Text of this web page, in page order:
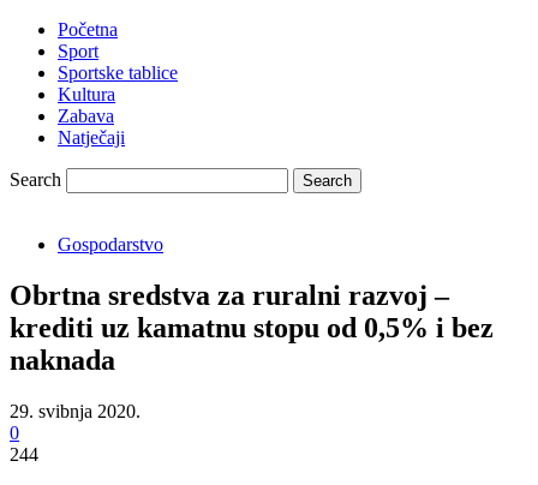
Početna
Sport
Sportske tablice
Kultura
Zabava
Natječaji
Search
Gospodarstvo
Obrtna sredstva za ruralni razvoj –
krediti uz kamatnu stopu od 0,5% i bez
naknada
29. svibnja 2020.
0
244